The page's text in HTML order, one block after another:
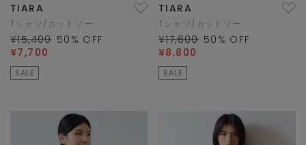
TIARA
Tシャツ/カットソー
¥15,400 50 % OFF
¥7,700
SALE
TIARA
Tシャツ/カットソー
¥17,600 50 % OFF
¥8,800
SALE